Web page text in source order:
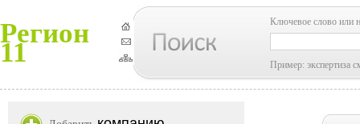
Регион
11
Ключевое слово или
Пример: экспертиза